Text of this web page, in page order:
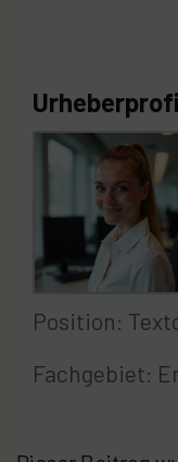
Position:
Fachgebiet: